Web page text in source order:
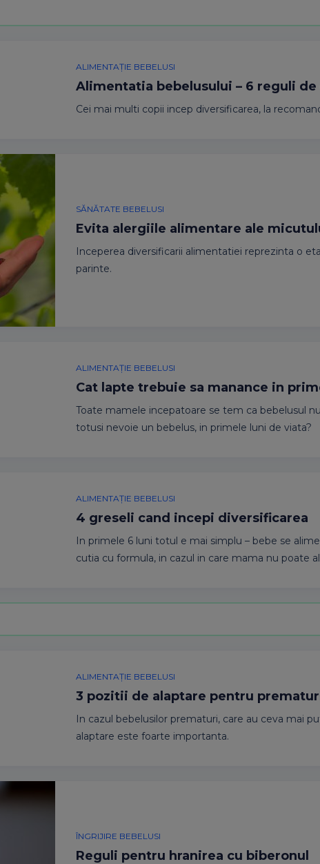
ALIMENTAȚIE BEBELUSI
Alimentatia bebelusului – 6 reguli
Cei mai multi copii incep diversificarea, la
SĂNĂTATE BEBELUSI
Evita alergiile alimentare ale
Inceperea diversificarii alimentatiei reprezinta o
parinte.
ALIMENTAȚIE BEBELUSI
Cat lapte trebuie sa manance in
Toate mamele incepatoare se tem ca bebelusul
totusi nevoie un bebelus, in primele luni de viata?
ALIMENTAȚIE BEBELUSI
4 greseli cand incepi diversificarea
In primele 6 luni totul e mai simplu – bebe se
cutia cu formula, in cazul in care mama nu poate
ALIMENTAȚIE BEBELUSI
3 pozitii de alaptare pentru
In cazul bebelusilor prematuri, care au ceva mai
alaptare este foarte importanta.
ÎNGRIJIRE BEBELUSI
Reguli pentru hranirea cu biberonul